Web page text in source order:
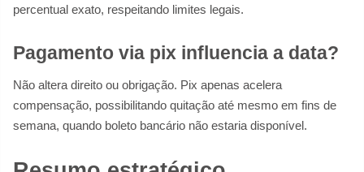
percentual exato, respeitando limites legais.
Pagamento via pix influencia a data?
Não altera direito ou obrigação. Pix apenas acelera
compensação, possibilitando quitação até mesmo em fins de
semana, quando boleto bancário não estaria disponível.